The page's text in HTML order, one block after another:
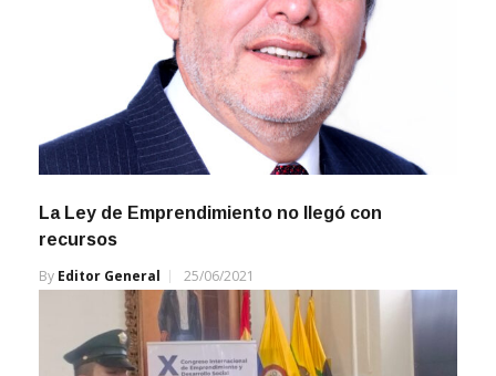
La Ley de Emprendimiento no llegó con
recursos
By Editor General 25/06/2021